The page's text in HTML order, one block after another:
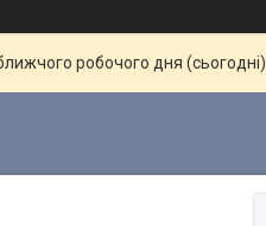
робочого дня (сьогодні).